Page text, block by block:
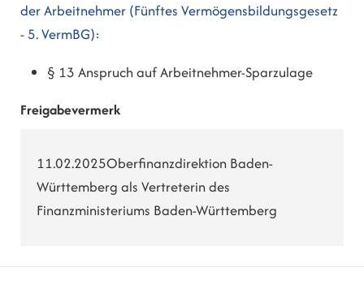
der Arbeitnehmer (Fünftes Vermögensbildungsgesetz
- 5. VermBG):
§ 13 Anspruch auf Arbeitnehmer-Sparzulage
Freigabevermerk
11.02.2025Oberfinanzdirektion Baden-
Württemberg als Vertreterin des
Finanzministeriums Baden-Württemberg